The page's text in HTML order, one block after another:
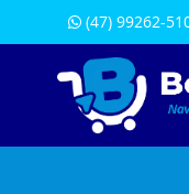
(47) 99262-